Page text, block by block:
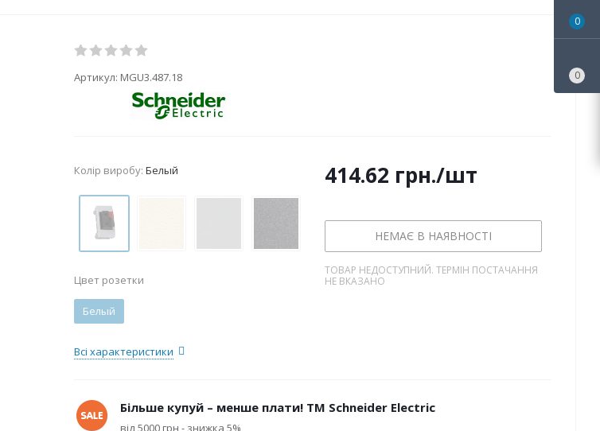
Артикул: MGU3.487.18
Колір виробу: Белый
Цвет розетки
Белый
Всі характеристики
414.62 грн./шт
НЕМАЄ В НАЯВНОСТІ
ТОВАР НЕДОСТУПНИЙ. ТЕРМІН ПОСТАЧАННЯ
НЕ ВКАЗАНО
Більше купуй – менше плати! ТМ Schneider Electric
від 5000 грн - знижка 5%
0
0